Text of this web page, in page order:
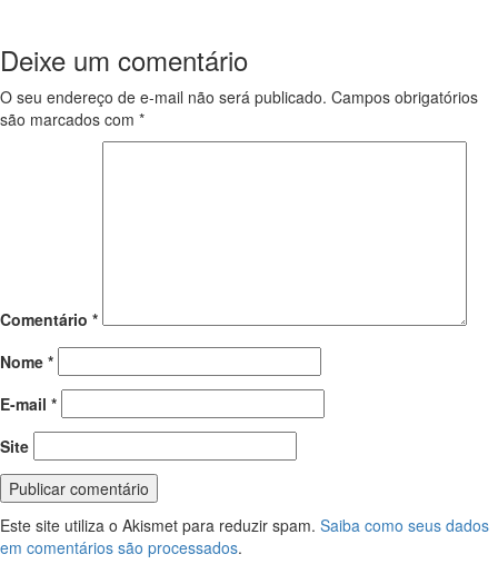
Deixe um comentário
O seu endereço de e-mail não será publicado. Campos obrigatórios
são marcados com *
Comentário *
Nome *
E-mail *
Site
Este site utiliza o Akismet para reduzir spam. Saiba como seus dados
em comentários são processados.